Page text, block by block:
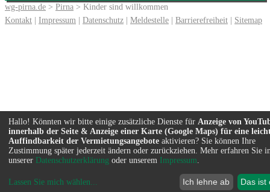
wg-pirna.de > Pirna > Kinder sind willkommen
Kontakt | Impressum | Datenschutz | Meldestelle | Barrierefreiheit | Sitemap
Hallo! Könnten wir bitte einige zusätzliche Dienste für Anzeige von
innerhalb der Seite & Anzeige einer Karte (Google Maps) für eine
Auffindbarkeit der Vermietungsangebote aktivieren? Sie können Ihre
Zustimmung später jederzeit ändern oder zurückziehen. Mehr erfahren Sie
unserer Datenschutzerklärung oder unserem Impressum
Lassen Sie mich wählen... Ich lehne ab Das ist